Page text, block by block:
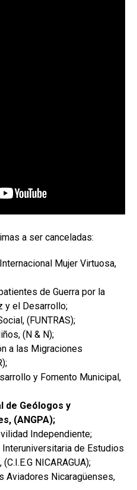
a ser canceladas:
Mujer Virtuosa,
de Guerra por la
y el Desarrollo;
(FUNTRAS);
(N & N);
a las Migraciones
y Fomento Municipal,
de Geólogos y
(ANGPA);
Independiente;
de Estudios
NICARAGUA);
Aviadores Nicaragüenses,